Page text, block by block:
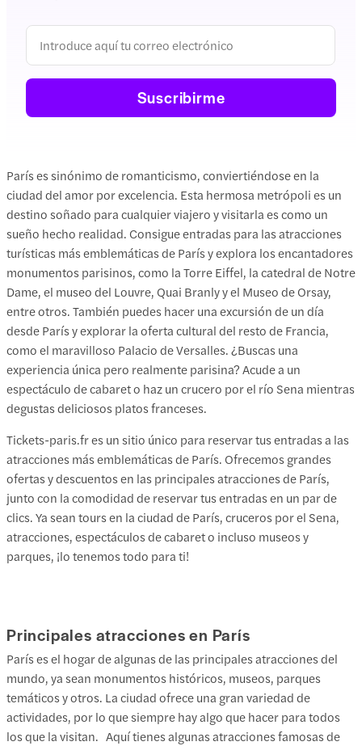
Suscribirme
París es sinónimo de romanticismo, conviertiéndose en la
ciudad del amor por excelencia. Esta hermosa metrópoli es un
destino soñado para cualquier viajero y visitarla es como un
sueño hecho realidad. Consigue entradas para las atracciones
turísticas más emblemáticas de París y explora los encantadores
monumentos parisinos, como la Torre Eiffel, la catedral de Notre
Dame, el museo del Louvre, Quai Branly y el Museo de Orsay,
entre otros. También puedes hacer una excursión de un día
desde París y explorar la oferta cultural del resto de Francia,
como el maravilloso Palacio de Versalles. ¿Buscas una
experiencia única pero realmente parisina? Acude a un
espectáculo de cabaret o haz un crucero por el río Sena mientras
degustas deliciosos platos franceses.
Tickets-paris.fr es un sitio único para reservar tus entradas a las
atracciones más emblemáticas de París. Ofrecemos grandes
ofertas y descuentos en las principales atracciones de París,
junto con la comodidad de reservar tus entradas en un par de
clics. Ya sean tours en la ciudad de París, cruceros por el Sena,
atracciones, espectáculos de cabaret o incluso museos y
parques, ¡lo tenemos todo para ti!
Principales atracciones en París
París es el hogar de algunas de las principales atracciones del
mundo, ya sean monumentos históricos, museos, parques
temáticos y otros. La ciudad ofrece una gran variedad de
actividades, por lo que siempre hay algo que hacer para todos
los que la visitan. Aquí tienes algunas atracciones famosas de